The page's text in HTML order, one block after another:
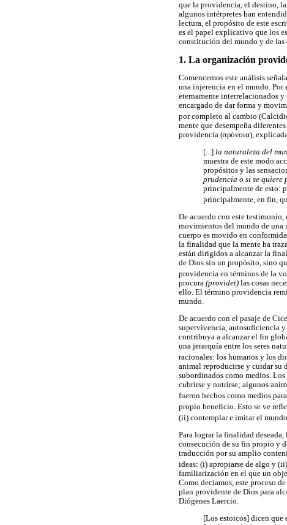
que la providencia, el destino,
algunos intérpretes han
lectura, el propósito de este
es el papel explicativo que los
constitución del mundo y de las
1. La organización
Comencemos este análisis
una injerencia en el mundo. Por
eternamente interrelacionados
encargado de dar forma y
por completo al cambio
mente que desempeña
providencia (πρὁνοια),
[...] la naturaleza del
muestra de este modo
propósitos y las
prudencia o si se quiere
principalmente de esto:
principalmente, en fin,
De acuerdo con este
movimientos del mundo de una
cuerpo es movido en
la finalidad que la mente ha
están dirigidos a alcanzar la
de Dios sin un propósito, sino
providencia en términos de la
procura (providet) las cosas
ello. El término providencia
mundo.
De acuerdo con el pasaje de
supervivencia, autosuficiencia
contribuya a alcanzar el fin
una jerarquía entre los seres
racionales: los humanos y los
animal reproducirse y cuidar su
subordinados como medios.
cubrirse y nutrirse; algunos
fueron hechos como medios
propio beneficio. Esto se ve
(ii) contemplar e imitar el
Para lograr la finalidad
consecución de su fin propio y
traducción por su amplio
ideas: (i) apropiarse de algo y
familiarización en el que un
Como decíamos, este proceso de
plan providente de Dios para
Diógenes Laercio.
[Los estoicos] dicen